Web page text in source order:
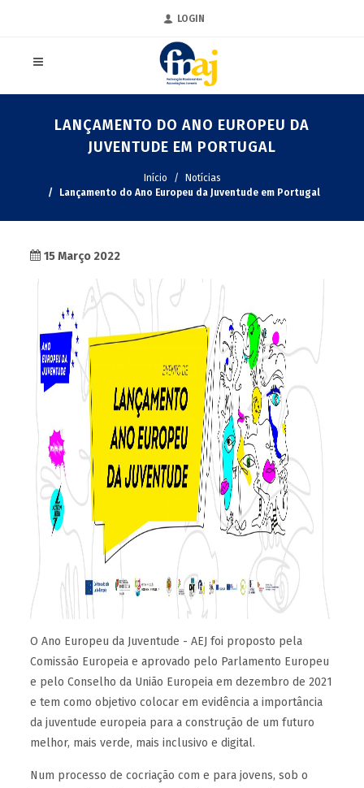
LOGIN
LANÇAMENTO DO ANO EUROPEU DA
JUVENTUDE EM PORTUGAL
Início
Notícias
Lançamento do Ano Europeu da Juventude em Portugal
15 Março 2022
O Ano Europeu da Juventude - AEJ foi proposto pela
Comissão Europeia e aprovado pelo Parlamento Europeu
e pelo Conselho da União Europeia em dezembro de 2021
e tem como objetivo colocar em evidência a importância
da juventude europeia para a construção de um futuro
melhor, mais verde, mais inclusivo e digital.
Num processo de cocriação com e para jovens, sob o